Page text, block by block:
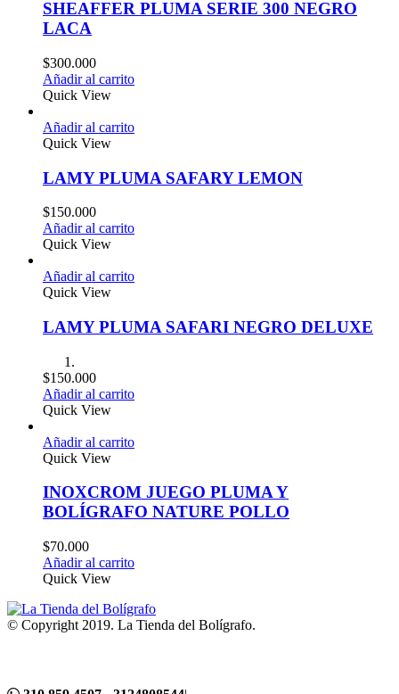
SHEAFFER PLUMA SERIE 300 NEGRO
LACA
$300.000
Añadir al carrito
Quick View
Añadir al carrito
Quick View
LAMY PLUMA SAFARY LEMON
$150.000
Añadir al carrito
Quick View
Añadir al carrito
Quick View
LAMY PLUMA SAFARI NEGRO DELUXE
$150.000
Añadir al carrito
Quick View
Añadir al carrito
Quick View
INOXCROM JUEGO PLUMA Y
BOLÍGRAFO NATURE POLLO
$70.000
Añadir al carrito
Quick View
© Copyright 2019. La Tienda del Bolígrafo.